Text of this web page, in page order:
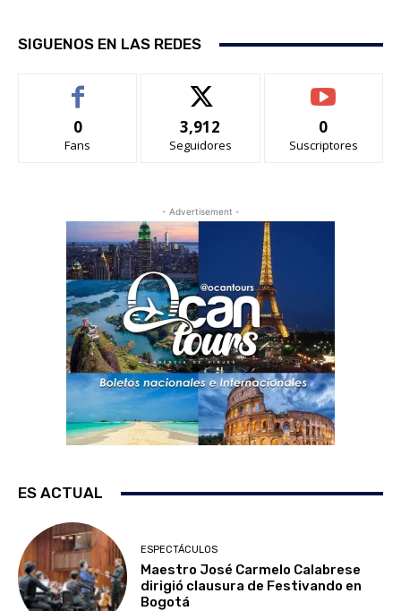
SIGUENOS EN LAS REDES
0
Fans
3,912
Seguidores
0
Suscriptores
- Advertisement -
ES ACTUAL
ESPECTÁCULOS
Maestro José Carmelo Calabrese
dirigió clausura de Festivando en
Bogotá